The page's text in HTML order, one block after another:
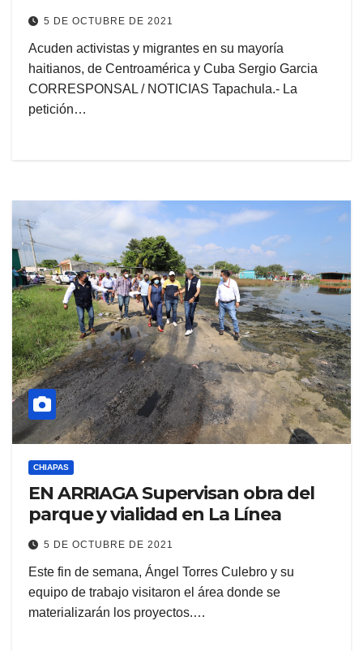
5 DE OCTUBRE DE 2021
Acuden activistas y migrantes en su mayoría
haitianos, de Centroamérica y Cuba Sergio Garcia
CORRESPONSAL / NOTICIAS Tapachula.- La
petición…
CHIAPAS
EN ARRIAGA Supervisan obra del
parque y vialidad en La Línea
5 DE OCTUBRE DE 2021
Este fin de semana, Ángel Torres Culebro y su
equipo de trabajo visitaron el área donde se
materializarán los proyectos.…